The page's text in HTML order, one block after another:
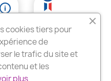
cookies tiers pour
de
le trafic du site et
et les
plus